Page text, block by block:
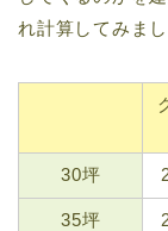
れ計算してみまし
30坪
35坪